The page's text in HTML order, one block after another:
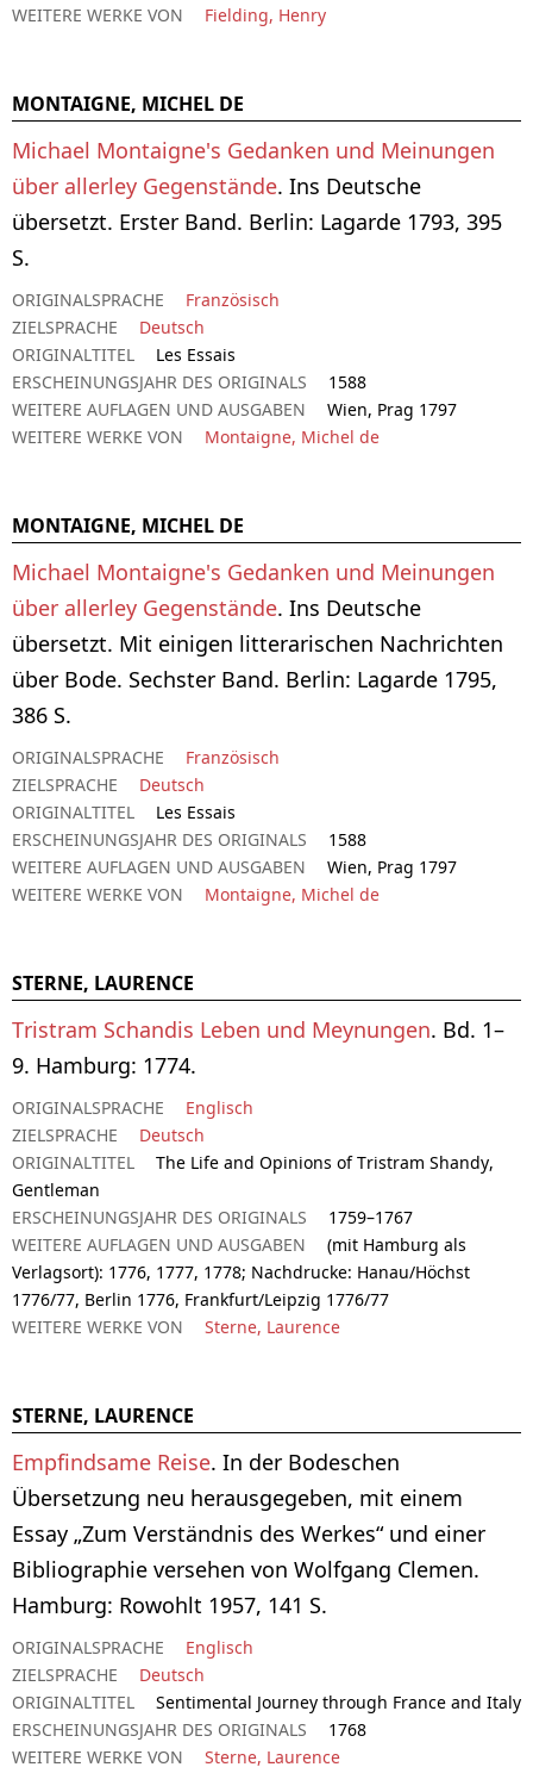
WEITERE WERKE VON
Fielding, Henry
MONTAIGNE, MICHEL DE
Michael Montaigne's Gedanken und Meinungen
über allerley Gegenstände. Ins Deutsche
übersetzt. Erster Band. Berlin: Lagarde 1793, 395
S.
ORIGINALSPRACHE
Französisch
ZIELSPRACHE
Deutsch
ORIGINALTITEL
Les Essais
ERSCHEINUNGSJAHR DES ORIGINALS
1588
WEITERE AUFLAGEN UND AUSGABEN
Wien, Prag 1797
WEITERE WERKE VON
Montaigne, Michel de
MONTAIGNE, MICHEL DE
Michael Montaigne's Gedanken und Meinungen
über allerley Gegenstände. Ins Deutsche
übersetzt. Mit einigen litterarischen Nachrichten
über Bode. Sechster Band. Berlin: Lagarde 1795,
386 S.
ORIGINALSPRACHE
Französisch
ZIELSPRACHE
Deutsch
ORIGINALTITEL
Les Essais
ERSCHEINUNGSJAHR DES ORIGINALS
1588
WEITERE AUFLAGEN UND AUSGABEN
Wien, Prag 1797
WEITERE WERKE VON
Montaigne, Michel de
STERNE, LAURENCE
Tristram Schandis Leben und Meynungen. Bd. 1–
9. Hamburg: 1774.
ORIGINALSPRACHE
Englisch
ZIELSPRACHE
Deutsch
ORIGINALTITEL
The Life and Opinions of Tristram Shandy,
Gentleman
ERSCHEINUNGSJAHR DES ORIGINALS
1759–1767
WEITERE AUFLAGEN UND AUSGABEN
(mit Hamburg als
Verlagsort): 1776, 1777, 1778; Nachdrucke: Hanau/Höchst
1776/77, Berlin 1776, Frankfurt/Leipzig 1776/77
WEITERE WERKE VON
Sterne, Laurence
STERNE, LAURENCE
Empfindsame Reise. In der Bodeschen
Übersetzung neu herausgegeben, mit einem
Essay „Zum Verständnis des Werkes“ und einer
Bibliographie versehen von Wolfgang Clemen.
Hamburg: Rowohlt 1957, 141 S.
ORIGINALSPRACHE
Englisch
ZIELSPRACHE
Deutsch
ORIGINALTITEL
Sentimental Journey through France and Italy
ERSCHEINUNGSJAHR DES ORIGINALS
1768
WEITERE WERKE VON
Sterne, Laurence